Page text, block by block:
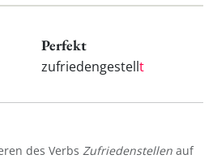
Perfekt
zufriedengestellt
des Verbs Zufriedenstellenauf